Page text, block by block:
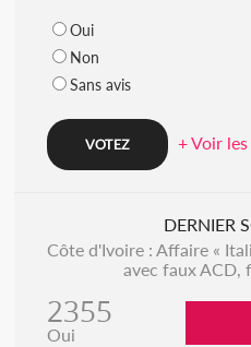
Oui
Non
Sans avis
+ Voir
DERNIER
Côte d'Ivoire : Affaire «
avec faux ACD,
2355
Oui